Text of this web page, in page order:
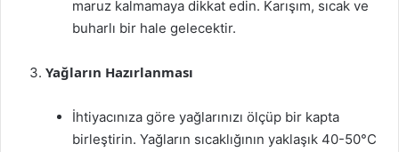
maruz kalmamaya dikkat edin. Karışım, sıcak ve
buharlı bir hale gelecektir.
Yağların Hazırlanması
İhtiyacınıza göre yağlarınızı ölçüp bir kapta
birleştirin. Yağların sıcaklığının yaklaşık 40-50°C